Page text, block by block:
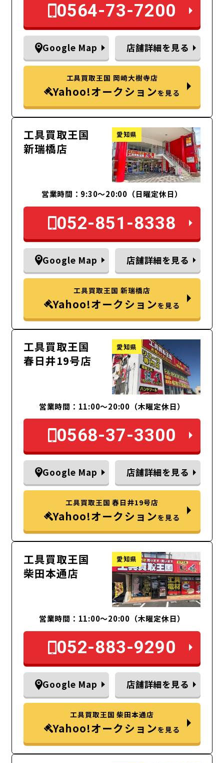
0564-73-7200
Google Map 店舗詳細を見る
工具買取王国 岡崎大樹寺店
Yahoo!オークションを見る
工具買取王国
新瑞橋店
愛知県
営業時間：9:30～20:00（日曜定休日）
052-851-8338
Google Map 店舗詳細を見る
工具買取王国 新瑞橋店
Yahoo!オークションを見る
工具買取王国
春日井19号店
愛知県
営業時間：11:00～20:00（木曜定休日）
0568-37-3300
Google Map 店舗詳細を見る
工具買取王国 春日井19号店
Yahoo!オークションを見る
工具買取王国
柴田本通店
愛知県
営業時間：11:00～20:00（木曜定休日）
052-883-9290
Google Map 店舗詳細を見る
工具買取王国 柴田本通店
Yahoo!オークションを見る